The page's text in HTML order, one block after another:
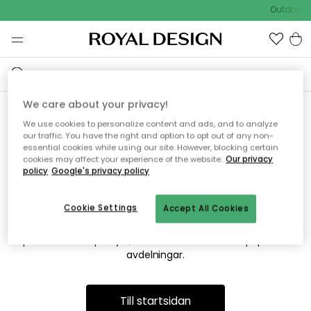
Outdoor
Vi hittar tyvärr inte sidan du
söker
Detta kan bero på att sidan inte längre finns eller att den har
flyttats. Vi ber om ursäkt för besväret. I menyn ovan kan du
avdelningar.
Till startsidan
We care about your privacy!
We use cookies to personalize content and ads, and to analyze
our traffic. You have the right and option to opt out of any non-
essential cookies while using our site. However, blocking certain
cookies may affect your experience of the website. Our privacy
policy Google's privacy policy
Accept All Cookies
Cookie Settings